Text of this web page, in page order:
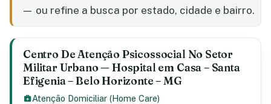
— ou refine a busca por estado, cidade e bairro.
Centro De Atenção Psicossocial No Setor
Militar Urbano — Hospital em Casa – Santa
Efigenia – Belo Horizonte – MG
Atenção Domiciliar (Home Care)